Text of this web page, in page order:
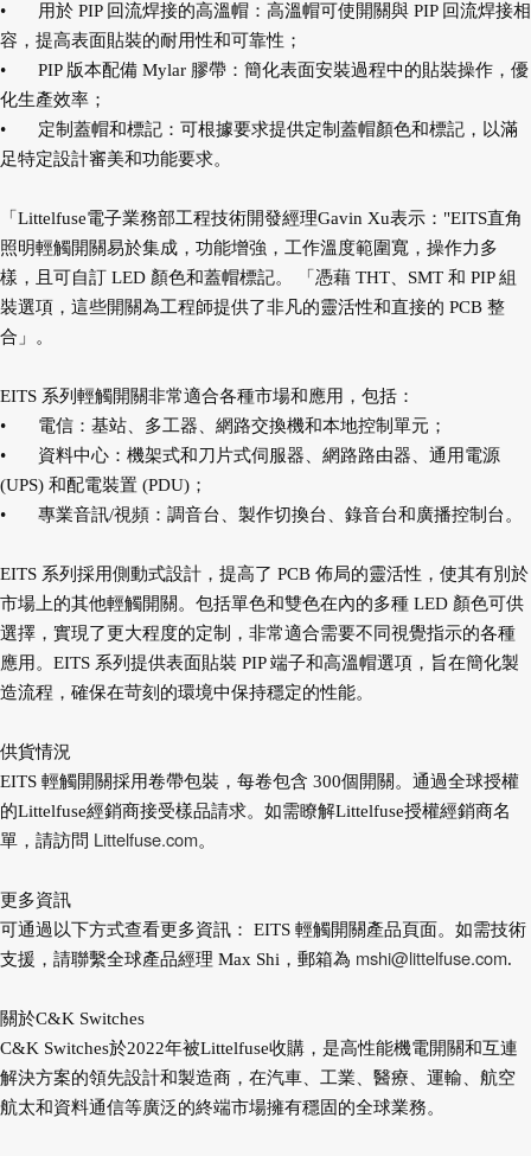
•
用於 PIP 回流焊接的高溫帽：高溫帽可使開關與 PIP 回流焊接相
容，提高表面貼裝的耐用性和可靠性；
•
PIP 版本配備 Mylar 膠帶：簡化表面安裝過程中的貼裝操作，優
化生產效率；
•
定制蓋帽和標記：可根據要求提供定制蓋帽顏色和標記，以滿
足特定設計審美和功能要求。
「Littelfuse電子業務部工程技術開發經理Gavin Xu表示："EITS直角
照明輕觸開關易於集成，功能增強，工作溫度範圍寬，操作力多
樣，且可自訂 LED 顏色和蓋帽標記。 「憑藉 THT、SMT 和 PIP 組
裝選項，這些開關為工程師提供了非凡的靈活性和直接的 PCB 整
合」。
EITS 系列輕觸開關非常適合各種市場和應用，包括：
•
電信：基站、多工器、網路交換機和本地控制單元；
•
資料中心：機架式和刀片式伺服器、網路路由器、通用電源
(UPS) 和配電裝置 (PDU)；
•
專業音訊/視頻：調音台、製作切換台、錄音台和廣播控制台。
EITS 系列採用側動式設計，提高了 PCB 佈局的靈活性，使其有別於
市場上的其他輕觸開關。包括單色和雙色在內的多種 LED 顏色可供
選擇，實現了更大程度的定制，非常適合需要不同視覺指示的各種
應用。EITS 系列提供表面貼裝 PIP 端子和高溫帽選項，旨在簡化製
造流程，確保在苛刻的環境中保持穩定的性能。
供貨情況
EITS 輕觸開關採用卷帶包裝，每卷包含 300個開關。通過全球授權
的Littelfuse經銷商接受樣品請求。如需瞭解Littelfuse授權經銷商名
單，請訪問 Littelfuse.com。
更多資訊
可通過以下方式查看更多資訊： EITS 輕觸開關產品頁面。如需技術
支援，請聯繫全球產品經理 Max Shi，郵箱為 mshi@littelfuse.com.
關於C&K Switches
C&K Switches於2022年被Littelfuse收購，是高性能機電開關和互連
解決方案的領先設計和製造商，在汽車、工業、醫療、運輸、航空
航太和資料通信等廣泛的終端市場擁有穩固的全球業務。